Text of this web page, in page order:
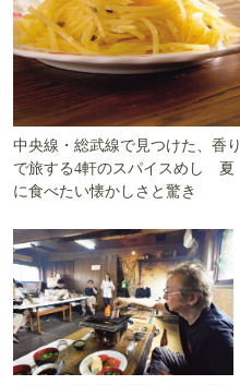
中央線・総武線で見つけた、香り
で旅する4軒のスパイスめし 夏
に食べたい懐かしさと驚き